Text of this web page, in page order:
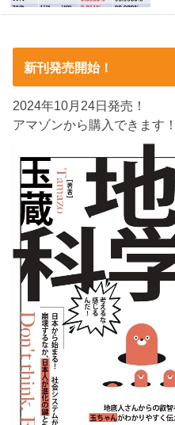
新刊発売開始！
2024年10月24日発売！
アマゾンから購入できます！